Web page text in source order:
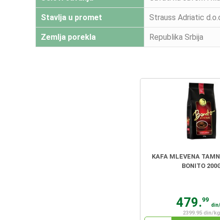
Stavlja u promet Strauss Adriatic
Zemlja porekla Republika Srbija
KAFA MLEVENA
BONITO
479.99
2399.95 din/kg